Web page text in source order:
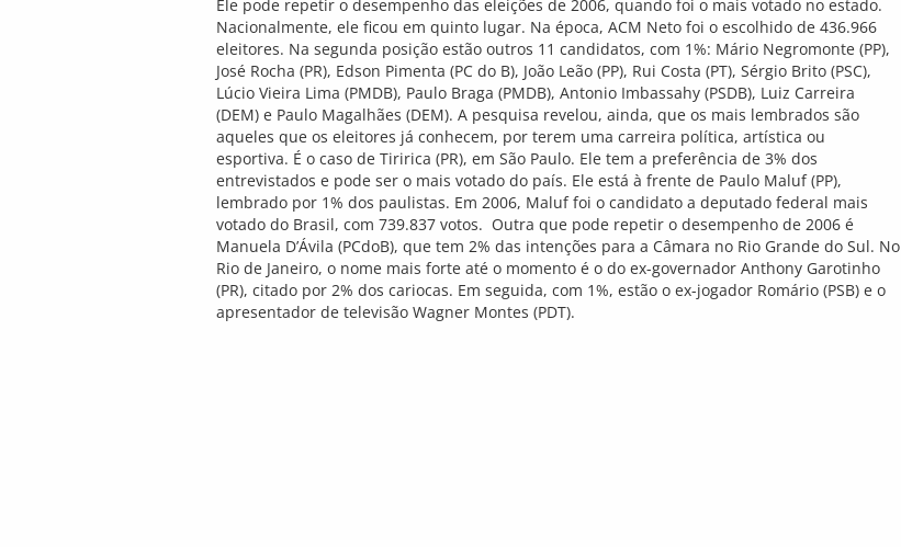
Ele pode repetir o desempenho das eleições de 2006, quando foi o mais votado no estado.
Nacionalmente, ele ficou em quinto lugar. Na época, ACM Neto foi o escolhido de 436.966
eleitores. Na segunda posição estão outros 11 candidatos, com 1%: Mário Negromonte (PP),
José Rocha (PR), Edson Pimenta (PC do B), João Leão (PP), Rui Costa (PT), Sérgio Brito (PSC),
Lúcio Vieira Lima (PMDB), Paulo Braga (PMDB), Antonio Imbassahy (PSDB), Luiz Carreira
(DEM) e Paulo Magalhães (DEM). A pesquisa revelou, ainda, que os mais lembrados são
aqueles que os eleitores já conhecem, por terem uma carreira política, artística ou
esportiva. É o caso de Tiririca (PR), em São Paulo. Ele tem a preferência de 3% dos
entrevistados e pode ser o mais votado do país. Ele está à frente de Paulo Maluf (PP),
lembrado por 1% dos paulistas. Em 2006, Maluf foi o candidato a deputado federal mais
votado do Brasil, com 739.837 votos. Outra que pode repetir o desempenho de 2006 é
Manuela D’Ávila (PCdoB), que tem 2% das intenções para a Câmara no Rio Grande do Sul. No
Rio de Janeiro, o nome mais forte até o momento é o do ex-governador Anthony Garotinho
(PR), citado por 2% dos cariocas. Em seguida, com 1%, estão o ex-jogador Romário (PSB) e o
apresentador de televisão Wagner Montes (PDT).